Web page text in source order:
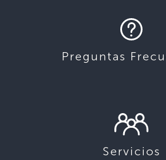
Preguntas
Servicios